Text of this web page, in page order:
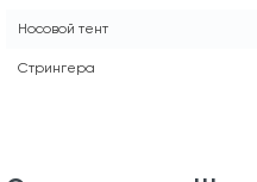
Носовой тент
Стрингера